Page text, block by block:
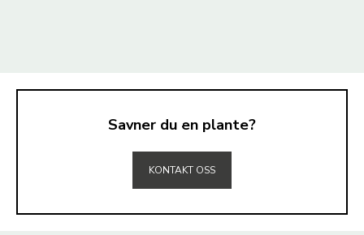
Savner du en plante?
KONTAKT OSS